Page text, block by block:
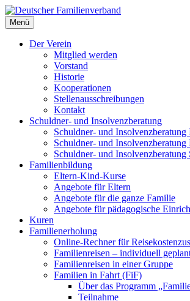
Deutscher Familienverband
Landesverband Berlin
Menü
Der Verein
Mitglied werden
Vorstand
Historie
Kooperationen
Stellenausschreibungen
Kontakt
Schuldner- und Insolvenzberatung
Schuldner- und
Schuldner- und Insolvenzberatung
Schuldner- und
Familienbildung
Eltern-Kind-Kurse
Angebote für Eltern
Angebote für die ganze Familie
Angebote für pädagogische
Kuren
Familienerholung
Online-Rechner für
Familienreisen – individuell
Familienreisen in einer Gruppe
Familien in Fahrt (FiF)
Über das Programm
Teilnahme